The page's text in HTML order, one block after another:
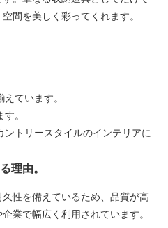
間を美しく彩ってくれます。
ています。
。
トリースタイルのインテリアに
理由。
性を備えているため、品質が高
業で幅広く利用されています。